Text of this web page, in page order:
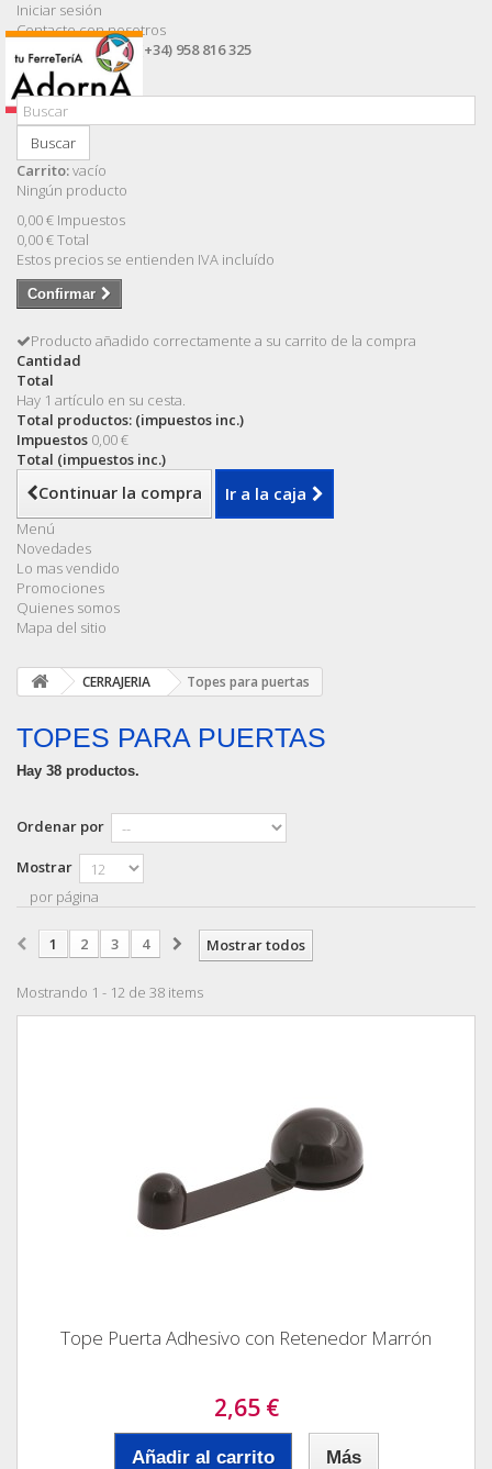
Iniciar sesión
Contacte con nosotros
Llámanos ahora: (+34) 958 816 325
Buscar
Carrito:vacío
Ningún producto
0,00 € Impuestos
0,00 €Total
Estos precios se entienden IVA incluído
Confirmar
Producto añadido correctamente a su carrito de la compra
Cantidad
Total
Hay 1 artículo en su cesta.
Total productos: (impuestos inc.)
Impuestos 0,00 €
Total (impuestos inc.)
Continuar la compra Ir a la caja
Menú
Novedades
Lo mas vendido
Promociones
Quienes somos
Mapa del sitio
CERRAJERIA Topes para puertas
TOPES PARA PUERTAS
Hay 38 productos.
Ordenar por
Mostrar
por página
Mostrar todos
1 2 3 4
Mostrando 1 - 12 de 38 items
Tope Puerta Adhesivo con Retenedor Marrón
2,65 €
Añadir al carrito Más